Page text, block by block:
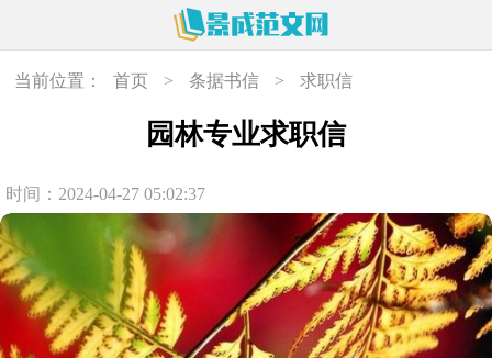
当前位置： 首页 > 条据书信 > 求职信
园林专业求职信
时间：2024-04-27 05:02:37